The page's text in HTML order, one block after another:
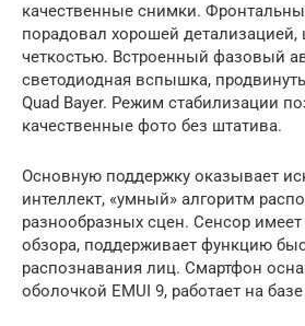
качественные снимки.
порадовал хорошей детализацией,
четкостью. Встроенный фазовый
светодиодная вспышка,
Quad Bayer. Режим стабилизации
качественные фото без штатива.
Основную поддержку оказывает
интеллект, «умный» алгоритм
разнообразных сцен. Сенсор
обзора, поддерживает функцию
распознавания лиц. Смартфон
оболочкой EMUI 9, работает на